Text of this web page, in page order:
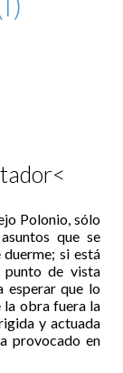
Polonio, sólo
que se
si está
de vista
esperar que lo
la obra fuera la
y actuada
provocado en